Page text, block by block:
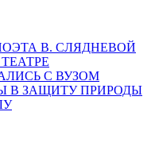
В. СЛЯДНЕВОЙ
С ВУЗОМ
В ЗАЩИТУ ПРИРОДЫ